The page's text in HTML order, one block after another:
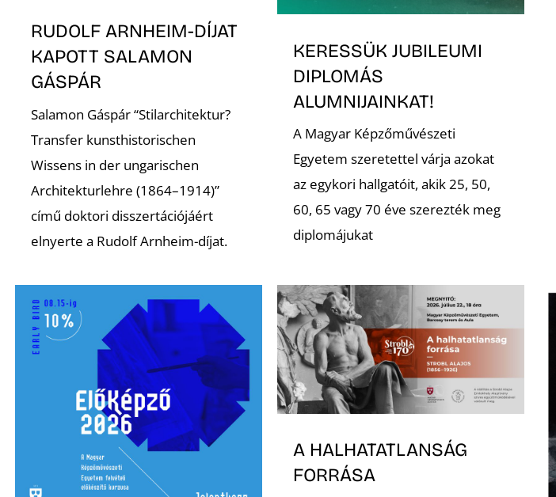
RUDOLF ARNHEIM-DÍJAT
KAPOTT SALAMON
GÁSPÁR
Salamon Gáspár “Stilarchitektur?
Transfer kunsthistorischen
Wissens in der ungarischen
Architekturlehre (1864–1914)”
című doktori disszertációjáért
elnyerte a Rudolf Arnheim-díjat.
KERESSÜK JUBILEUMI
DIPLOMÁS
ALUMNIJAINKAT!
A Magyar Képzőművészeti
Egyetem szeretettel várja azokat
az egykori hallgatóit, akik 25, 50,
60, 65 vagy 70 éve szerezték meg
diplomájukat
A HALHATATLANSÁG
FORRÁSA